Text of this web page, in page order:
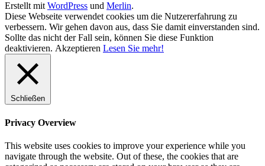
Erstellt mit WordPress und Merlin.
Diese Webseite verwendet cookies um die Nutzererfahrung zu
verbessern. Wir gehen davon aus, dass Sie damit einverstanden sind.
Sollte das nicht der Fall sein, können Sie diese Funktion
deaktivieren. Akzeptieren Lesen Sie mehr!
Schließen
Privacy Overview
This website uses cookies to improve your experience while you
navigate through the website. Out of these, the cookies that are